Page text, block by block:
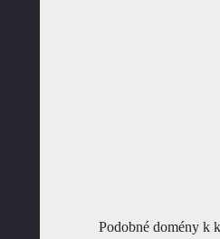
Podobné domény k